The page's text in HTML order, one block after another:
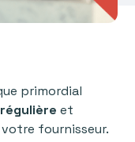
primordial
et
fournisseur.